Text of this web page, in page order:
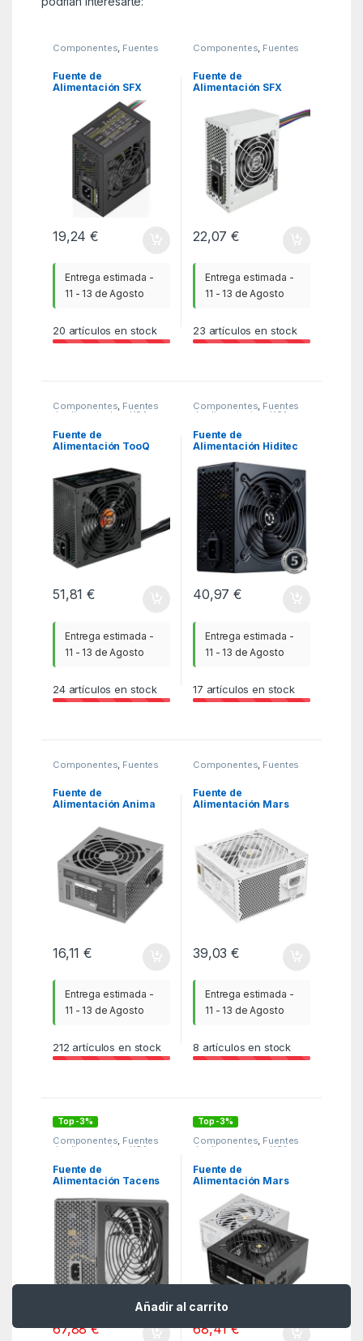
Añadir al carrito
Componentes, Fuentes
Fuente de
Alimentación SFX
Aisens ASPC-500SFX-
SEOBK/ 500W/
Ventilador 8cm
19,24€
Entrega estimada -
11 - 13 de Agosto
20 artículos en stock
Componentes, Fuentes
Fuente de
Alimentación SFX
500W/ Ventilador 8cm
22,07€
Entrega estimada -
11 - 13 de Agosto
23 artículos en stock
Componentes, Fuentes
de alimentacion KSA
Fuente de
Alimentación TooQ
750W/ Ventilador
12cm/ 80 Plus Bronze
51,81€
Entrega estimada -
11 - 13 de Agosto
24artículos en stock
Componentes, Fuentes
de alimentacion KSA
Fuente de
Alimentación Hiditec
Ventilador 12cm/ 80
Plus Bronze
40,97€
Entrega estimada -
11 - 13 de Agosto
17 artículos en stock
Componentes, Fuentes
Fuente de
Alimentación Anima
Edition/ 500W/
Ventilador 12cm
16,11€
Entrega estimada -
11 - 13 de Agosto
212 artículos en stock
Componentes, Fuentes
Fuente de
Alimentación Mars
550W/ Ventilador
12cm/ 80 Plus Bronze
39,03€
Entrega estimada -
11 - 13 de Agosto
8 artículos en stock
Top -3%
Componentes, Fuentes
de alimentacion KSA
Fuente de
Alimentación Tacens
700W/ Ventilador
14cm/ 80 Plus Silver
67,88€
Top -3%
Componentes, Fuentes
de alimentacion KSA
Fuente de
Alimentación Mars
Gaming MPB650PSI/
650W/ Ventilador
12cm/ 80 Plus Gold
3%
70,53€
68,41€